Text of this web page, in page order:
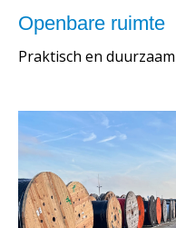
Openbare ruimte
Praktisch en